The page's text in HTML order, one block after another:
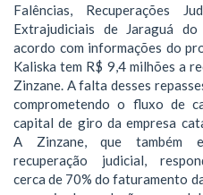
Falências, Recuperações
Extrajudiciais de Jaraguá
acordo com informações do
Kaliska tem R$ 9,4 milhões a
Zinzane. A falta desses
comprometendo o fluxo de
capital de giro da empresa
A Zinzane, que também
recuperação judicial,
cerca de 70% do faturamento